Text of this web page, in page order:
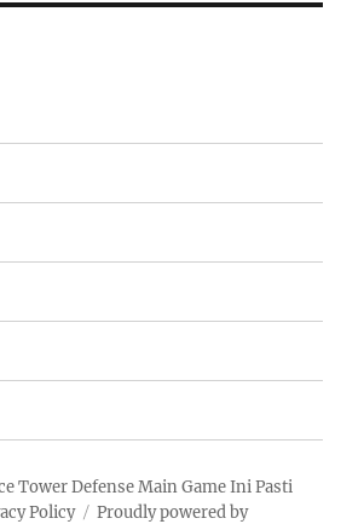
Tower Defense Main Game Ini Pasti
Policy Proudly powered by